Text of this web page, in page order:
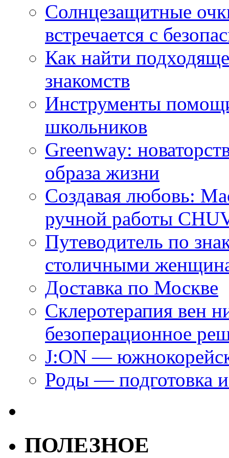
Солнцезащитные
встречается с
Как найти
знакомств
Инструменты
школьников
Greenway:
образа жизни
Создавая любовь:
ручной работы
Путеводитель по
столичными
Доставка по Москве
Склеротерапия вен
безоперационное
J:ON —
Роды — подготовка
ПОЛЕЗНОЕ